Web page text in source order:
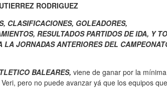
RODRIGUEZ
CLASIFICACIONES, GOLEADORES,
RESULTADOS PARTIDOS DE IDA, Y
LA JORNADAS ANTERIORES DEL
BALEARES, viene de ganar por la
pero no puede avanzar yá que los equipos